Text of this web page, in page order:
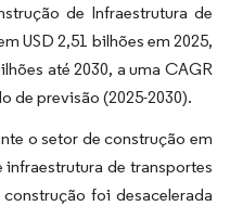
de Infraestrutura de
USD 2,51 bilhões em 2025,
até 2030, a uma CAGR
de previsão (2025-2030).
o setor de construção em
de transportes
foi desacelerada